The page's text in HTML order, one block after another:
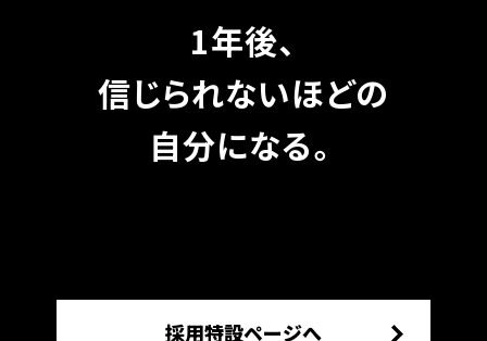
1年後、
信じられないほどの
自分になる。
採用特設ページへ